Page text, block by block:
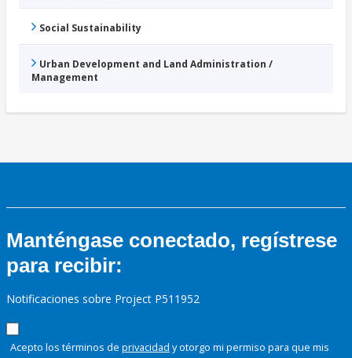
Social Sustainability
Urban Development and Land Administration /
Management
Manténgase conectado, regístrese
para recibir:
Notificaciones sobre Project P511952
Acepto los términos de privacidad y otorgo mi permiso para que mis